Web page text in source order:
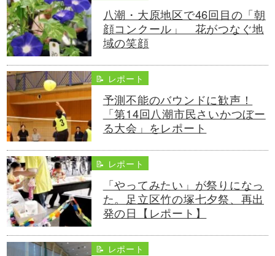
八潮・大原地区で46回目の「朝
顔コンクール」 花がつなぐ地
域の笑顔
📝 レポート
予測不能のバウンドに歓声！
「第14回八潮市民さいかつぼー
る大会」をレポート
📝 レポート
「やってみたい」が祭りになっ
た。足立区竹の塚七夕祭、再出
発の日【レポート】
📝 レポート